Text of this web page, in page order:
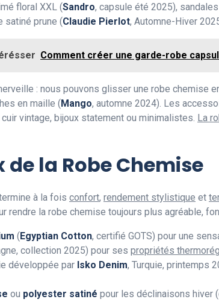
floral XXL (Sandro, capsule été 2025),
satiné prune (Claudie Pierlot, Automne-Hiver
Comment créer une garde-robe
: nous pouvons glisser une robe chemise
en maille (Mango, automne 2024). Les
vintage, bijoux statement ou minimalistes. La
de la Robe Chemise
à la fois confort, rendement stylistique et
rendre la robe chemise toujours plus agréable,
(Egyptian Cotton, certifié GOTS) pour une
collection 2025) pour ses propriétés
développée par Isko Denim, Turquie, printemps
ou polyester satiné pour les déclinaisons hiver